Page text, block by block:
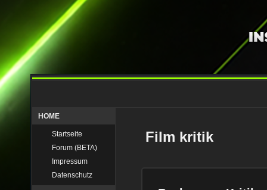
HOME
Startseite
Forum (BETA)
Impressum
Datenschutz
Film kritik